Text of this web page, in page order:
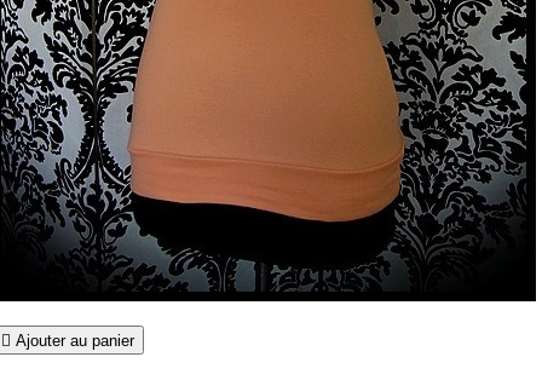
 Ajouter au panier